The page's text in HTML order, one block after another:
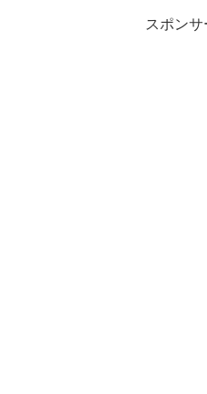
スポンサ